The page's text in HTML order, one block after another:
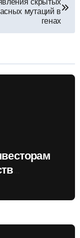
скрытых
мутаций в
генах